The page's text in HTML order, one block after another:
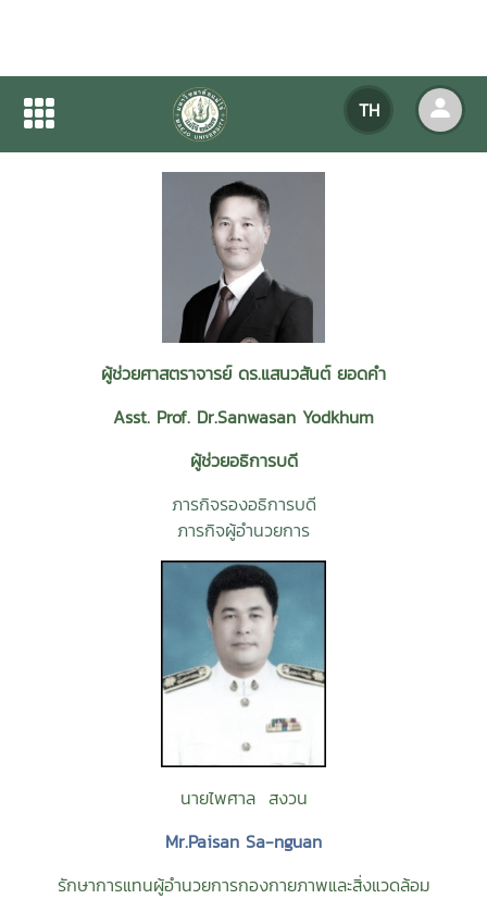
TH
พิมพ์พิมล
Jakraphong Phimphimol
รองอธิการบดี
ผู้ช่วยศาสตราจารย์ ดร.แสนวสันต์ ยอดคำ
Asst. Prof. Dr.Sanwasan Yodkhum
ผู้ช่วยอธิการบดี
ภารกิจรองอธิการบดี
ภารกิจผู้อำนวยการ
นายไพศาล สงวน
Mr.Paisan Sa-nguan
รักษาการแทนผู้อำนวยการกองกายภาพและสิ่งแวดล้อม